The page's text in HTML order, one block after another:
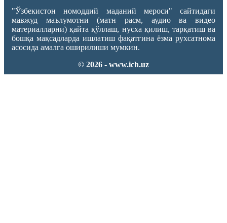
"Ўзбекистон номоддий маданий мероси" сайтидаги
мавжуд маълумотни (матн расм, аудио ва видео
материалларни) қайта қўллаш, нусха қилиш, тарқатиш ва
бошқа мақсадларда ишлатиш фақатгина ёзма рухсатнома
асосида амалга оширилиши мумкин.
© 2026 - www.ich.uz